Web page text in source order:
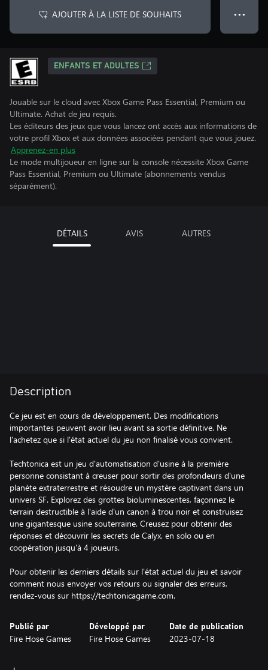
AJOUTER À LA LISTE DE SOUHAITS ● ● ●
ENFANTS ET ADULTES
Jouable sur le cloud avec Xbox Game Pass Essential, Premium ou
Ultimate. Achat de jeu requis.
Les éditeurs des jeux que vous lancez ont accès aux informations de
votre profil Xbox et aux données associées pendant que vous jouez.
Apprenez-en plus
Le mode multijoueur en ligne sur la console nécessite Xbox Game
Pass Essential, Premium ou Ultimate (abonnements vendus
séparément).
DÉTAILS AVIS AUTRES
Description
Ce jeu est en cours de développement. Des modifications
importantes peuvent avoir lieu avant sa sortie définitive. Ne
l'achetez que si l'état actuel du jeu non finalisé vous convient.
Techtonica est un jeu d'automatisation d'usine à la première
personne consistant à creuser pour sortir des profondeurs d'une
planète extraterrestre et résoudre un mystère captivant dans un
univers SF. Explorez des grottes bioluminescentes, façonnez le
terrain destructible à l'aide d'un canon à trou noir et construisez
une gigantesque usine souterraine. Creusez pour obtenir des
réponses et découvrir les secrets de Calyx, en solo ou en
coopération jusqu'à 4 joueurs.
Pour obtenir les derniers détails sur l'état actuel du jeu et savoir
comment nous envoyer vos retours ou signaler des erreurs,
rendez-vous sur https://techtonicagame.com.
Publié par
Fire Hose Games
Développé par
Fire Hose Games
Date de publication
2023-07-18